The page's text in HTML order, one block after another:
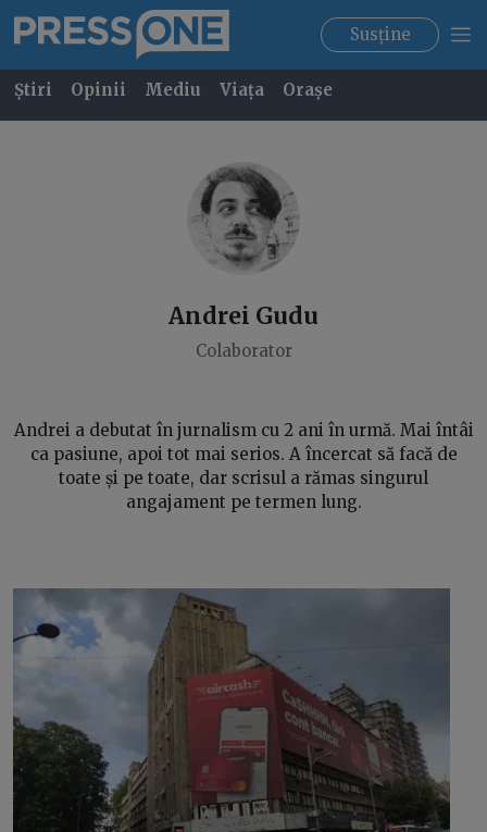
Susține
Știri Opinii Mediu Viața Orașe
Andrei Gudu
Colaborator
Andrei a debutat în jurnalism cu 2 ani în urmă. Mai întâi
ca pasiune, apoi tot mai serios. A încercat să facă de
toate și pe toate, dar scrisul a rămas singurul
angajament pe termen lung.